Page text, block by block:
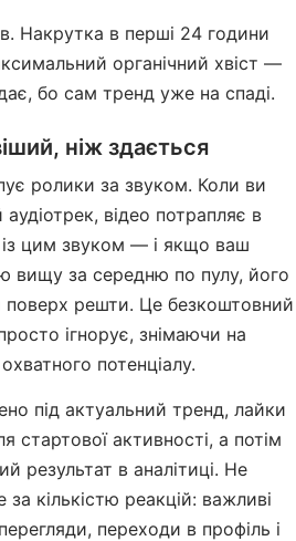
Накрутка в перші 24 години
органічний хвіст —
бо сам тренд уже на спаді.
ніж здається
ролики за звуком. Коли ви
відео потрапляє в
із цим звуком — і якщо ваш
вищу за середню по пулу, його
поверх решти. Це безкоштовний
ігнорує, знімаючи на
потенціалу.
під актуальний тренд, лайки
стартової активності, а потім
результат в аналітиці. Не
кількістю реакцій: важливі
переходи в профіль і